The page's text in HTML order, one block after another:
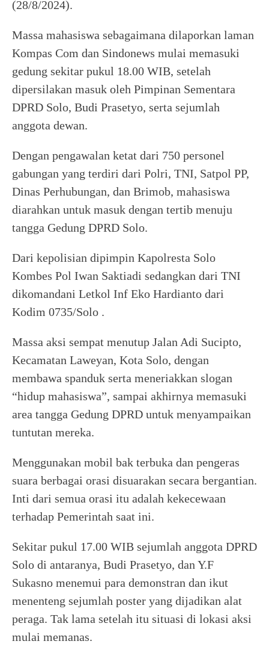
(28/8/2024).
Massa mahasiswa sebagaimana dilaporkan laman
Kompas Com dan Sindonews mulai memasuki
gedung sekitar pukul 18.00 WIB, setelah
dipersilakan masuk oleh Pimpinan Sementara
DPRD Solo, Budi Prasetyo, serta sejumlah
anggota dewan.
Dengan pengawalan ketat dari 750 personel
gabungan yang terdiri dari Polri, TNI, Satpol PP,
Dinas Perhubungan, dan Brimob, mahasiswa
diarahkan untuk masuk dengan tertib menuju
tangga Gedung DPRD Solo.
Dari kepolisian dipimpin Kapolresta Solo
Kombes Pol Iwan Saktiadi sedangkan dari TNI
dikomandani Letkol Inf Eko Hardianto dari
Kodim 0735/Solo .
Massa aksi sempat menutup Jalan Adi Sucipto,
Kecamatan Laweyan, Kota Solo, dengan
membawa spanduk serta meneriakkan slogan
“hidup mahasiswa”, sampai akhirnya memasuki
area tangga Gedung DPRD untuk menyampaikan
tuntutan mereka.
Menggunakan mobil bak terbuka dan pengeras
suara berbagai orasi disuarakan secara bergantian.
Inti dari semua orasi itu adalah kekecewaan
terhadap Pemerintah saat ini.
Sekitar pukul 17.00 WIB sejumlah anggota DPRD
Solo di antaranya, Budi Prasetyo, dan Y.F
Sukasno menemui para demonstran dan ikut
menenteng sejumlah poster yang dijadikan alat
peraga. Tak lama setelah itu situasi di lokasi aksi
mulai memanas.